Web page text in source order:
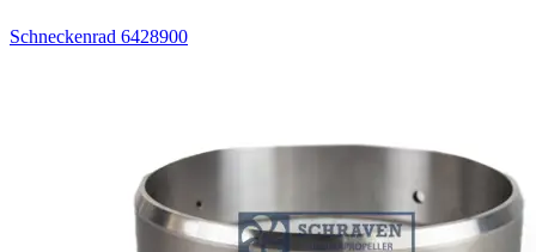
Schneckenrad 6428900